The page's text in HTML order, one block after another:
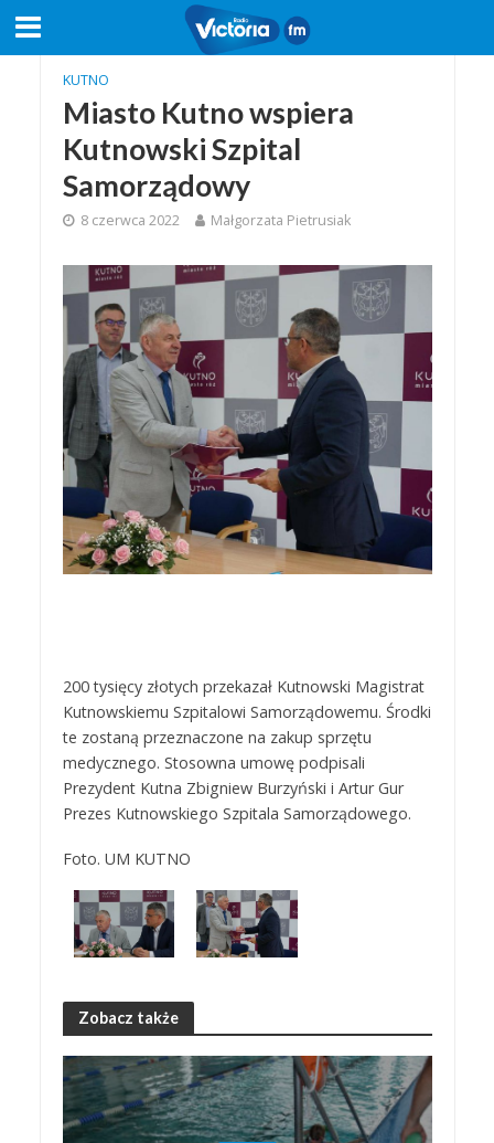
KUTNO
Miasto Kutno wspiera
Kutnowski Szpital
Samorządowy
8 czerwca 2022 Małgorzata Pietrusiak
200 tysięcy złotych przekazał Kutnowski Magistrat
Kutnowskiemu Szpitalowi Samorządowemu. Środki
te zostaną przeznaczone na zakup sprzętu
medycznego. Stosowna umowę podpisali
Prezydent Kutna Zbigniew Burzyński i Artur Gur
Prezes Kutnowskiego Szpitala Samorządowego.
Foto. UM KUTNO
Zobacz także